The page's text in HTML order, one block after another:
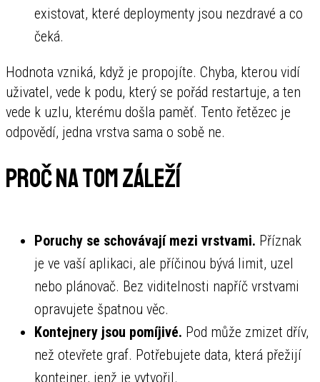
existovat, které deploymenty jsou nezdravé a co
čeká.
Hodnota vzniká, když je propojíte. Chyba, kterou vidí
uživatel, vede k podu, který se pořád restartuje, a ten
vede k uzlu, kterému došla paměť. Tento řetězec je
odpovědí, jedna vrstva sama o sobě ne.
Proč na tom záleží
Poruchy se schovávají mezi vrstvami. Příznak
je ve vaší aplikaci, ale příčinou bývá limit, uzel
nebo plánovač. Bez viditelnosti napříč vrstvami
opravujete špatnou věc.
Kontejnery jsou pomíjivé. Pod může zmizet dřív,
než otevřete graf. Potřebujete data, která přežijí
kontejner, jenž je vytvořil.